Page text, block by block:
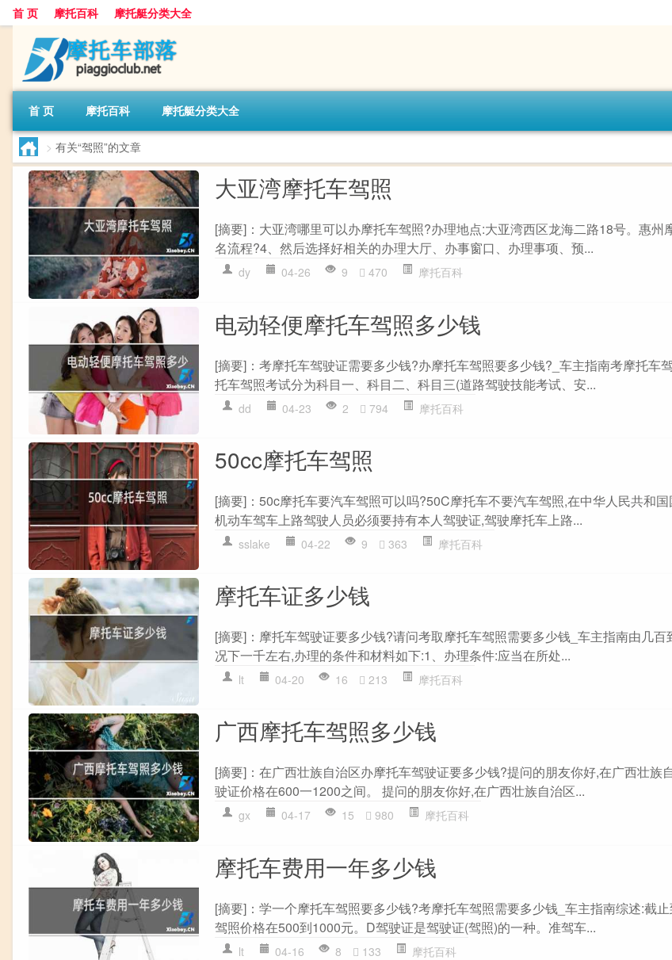
首 页 摩托百科 摩托艇分类大全
首 页 摩托百科 摩托艇分类大全
> 有关“驾照”的文章
大亚湾摩托车驾照
[摘要]：大亚湾哪里可以办摩托车驾照?办理地点:大亚湾西区龙海二路18号。惠州
名流程?4、然后选择好相关的办理大厅、办事窗口、办理事项、预...
dy 04-26 9 470 摩托百科
电动轻便摩托车驾照多少钱
[摘要]：考摩托车驾驶证需要多少钱?办摩托车驾照要多少钱?_车主指南考摩托车
托车驾照考试分为科目一、科目二、科目三(道路驾驶技能考试、安...
dd 04-23 2 794 摩托百科
50cc摩托车驾照
[摘要]：50c摩托车要汽车驾照可以吗?50C摩托车不要汽车驾照,在中华人民共和
机动车驾车上路驾驶人员必须要持有本人驾驶证,驾驶摩托车上路...
sslake 04-22 9 363 摩托百科
摩托车证多少钱
[摘要]：摩托车驾驶证要多少钱?请问考取摩托车驾照需要多少钱_车主指南由几百
况下一千左右,办理的条件和材料如下:1、办理条件:应当在所处...
lt 04-20 16 213 摩托百科
广西摩托车驾照多少钱
[摘要]：在广西壮族自治区办摩托车驾驶证要多少钱?提问的朋友你好,在广西壮族
驶证价格在600一1200之间。 提问的朋友你好,在广西壮族自治区...
gx 04-17 15 980 摩托百科
摩托车费用一年多少钱
[摘要]：学一个摩托车驾照要多少钱?考摩托车驾照需要多少钱_车主指南综述:截
驾照价格在500到1000元。D驾驶证是驾驶证(驾照)的一种。准驾车...
lt 04-16 8 133 摩托百科